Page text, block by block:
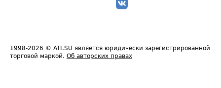
1998-2026 © ATI.SU является юридически зарегистрированной
торговой маркой. Об авторских правах